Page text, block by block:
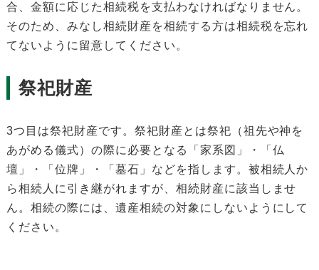
合、金額に応じた相続税を支払わなければなりません。
そのため、みなし相続財産を相続する方は相続税を忘れ
てないように留意してください。
祭祀財産
3つ目は祭祀財産です。祭祀財産とは祭祀（祖先や神を
あがめる儀式）の際に必要となる「家系図」・「仏
壇」・「位牌」・「墓石」などを指します。被相続人か
ら相続人に引き継がれますが、相続財産に該当しませ
ん。相続の際には、遺産相続の対象にしないようにして
ください。